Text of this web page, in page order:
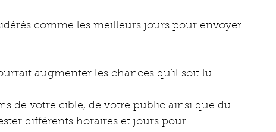
comme les meilleurs jours pour envoyer
augmenter les chances qu'il soit lu.
de votre cible, de votre public ainsi que du
différents horaires et jours pour